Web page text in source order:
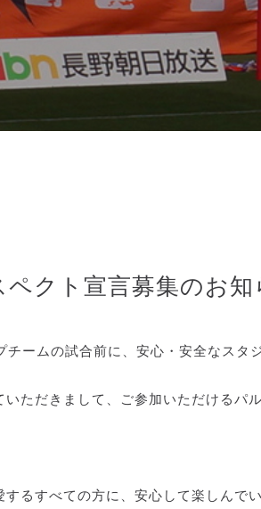
ペクト宣言募集のお知
ームの試合前に、安心・安全なスタ
ただきまして、ご参加いただけるパ
るすべての方に、安心して楽しんで